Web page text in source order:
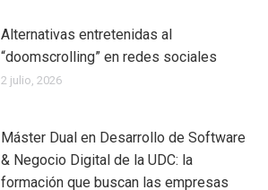
Alternativas entretenidas al
“doomscrolling” en redes sociales
2 julio, 2026
Máster Dual en Desarrollo de Software
& Negocio Digital de la UDC: la
formación que buscan las empresas